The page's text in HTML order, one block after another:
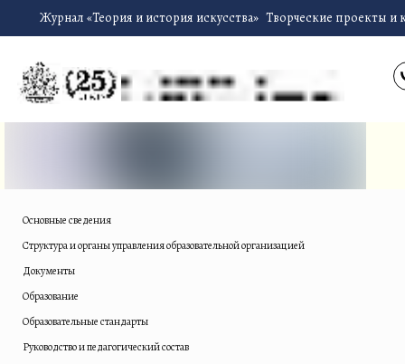
Журнал «Теория и история искусства» Творческие проекты и
Основные сведения
Структура и органы управления образовательной организацией
Документы
Образование
Образовательные стандарты
Руководство и педагогический состав